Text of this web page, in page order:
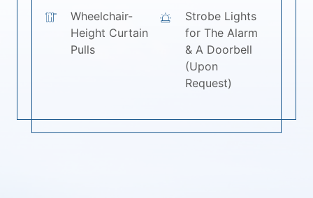
Wheelchair-
Height Curtain
Pulls
Strobe Lights
for The Alarm
& A Doorbell
(Upon
Request)